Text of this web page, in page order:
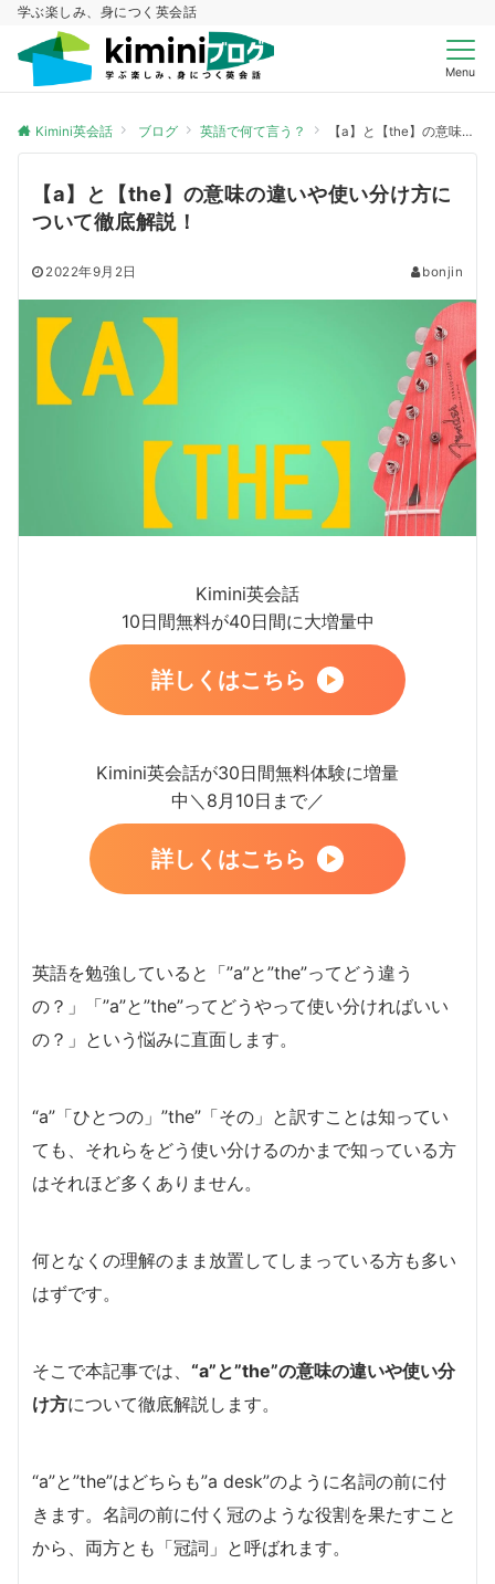
学ぶ楽しみ、身につく英会話
Menu
Kimini英会話 ブログ 英語で何て言う？ 【a】と【the】の意味の違いや使い分け方について徹底解説！
【a】と【the】の意味の違いや使い分け方に
ついて徹底解説！
2022年9月2日 bonjin
Kimini英会話
10日間無料が40日間に大増量中
詳しくはこちら
Kimini英会話が30日間無料体験に増量
中＼8月10日まで／
詳しくはこちら
英語を勉強していると「”a”と”the”ってどう違う
の？」「”a”と”the”ってどうやって使い分ければいい
の？」という悩みに直面します。
“a”「ひとつの」”the”「その」と訳すことは知ってい
ても、それらをどう使い分けるのかまで知っている方
はそれほど多くありません。
何となくの理解のまま放置してしまっている方も多い
はずです。
そこで本記事では、 “a”と”the”の意味の違いや使い分
け方について徹底解説します。
“a”と”the”はどちらも”a desk”のように名詞の前に付
きます。名詞の前に付く冠のような役割を果たすこと
から、両方とも「冠詞」と呼ばれます。